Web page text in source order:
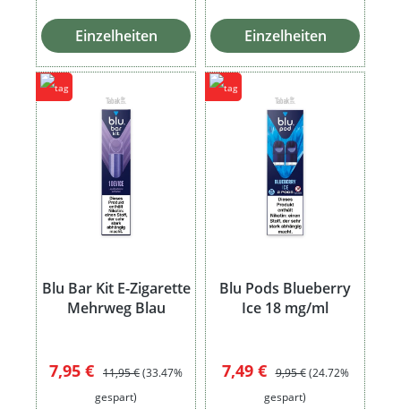
Einzelheiten Einzelheiten
Blu Bar Kit E-Zigarette
Mehrweg Blau
Verkaufspreis:
7,95 € Regulärer Preis:
11,95 €(33.47%
gespart)
Blu Pods Blueberry
Ice 18 mg/ml
Verkaufspreis:
7,49 € Regulärer Preis:
9,95 € (24.72%
gespart)